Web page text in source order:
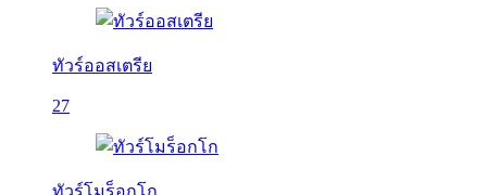
ทัวร์ออสเตรีย
27
ทัวร์โมร็อกโก